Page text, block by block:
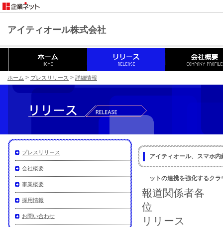
アイティオール株式会社
ホーム > プレスリリース > 詳細情報
プレスリリース
会社概要
事業概要
採用情報
お問い合わせ
アイティオール、スマホ
ットの連携を強化するク
報道関係者各
位
リ